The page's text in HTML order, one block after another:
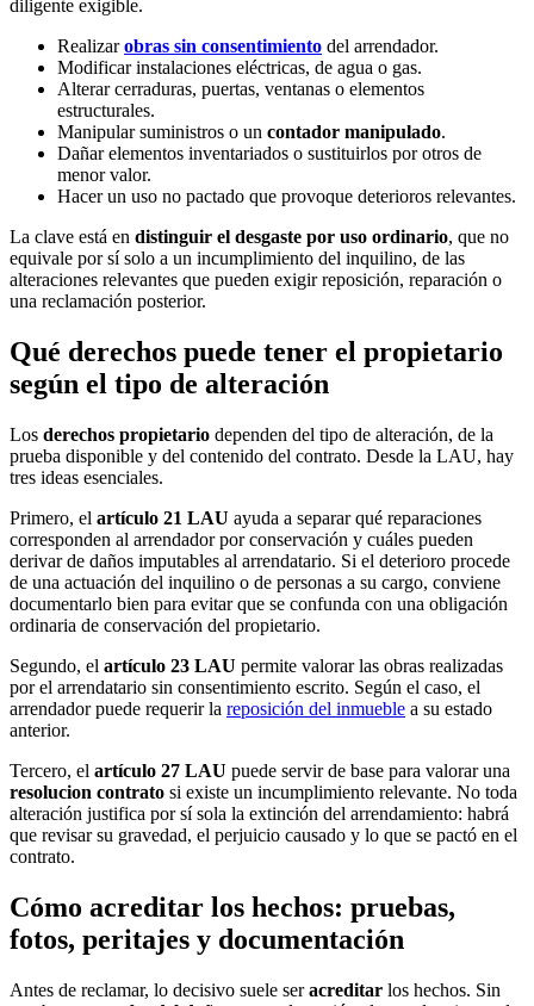
diligente exigible.
Realizarobras sin consentimiento del arrendador.
Modificar instalaciones eléctricas, de agua o gas.
Alterar cerraduras, puertas, ventanas o elementos
estructurales.
Manipular suministros o un contador manipulado.
Dañar elementos inventariados o sustituirlos por otros de
menor valor.
Hacer un uso no pactado que provoque deterioros relevantes.
La clave está en distinguir el desgaste por uso ordinario, que no
equivale por sí solo a un incumplimiento del inquilino, de las
alteraciones relevantes que pueden exigir reposición, reparación o
una reclamación posterior.
Qué derechos puede tener el propietario
según el tipo de alteración
Los derechos propietario dependen del tipo de alteración, de la
prueba disponible y del contenido del contrato. Desde la LAU, hay
tres ideas esenciales.
Primero, el artículo 21 LAU ayuda a separar qué reparaciones
corresponden al arrendador por conservación y cuáles pueden
derivar de daños imputables al arrendatario. Si el deterioro procede
de una actuación del inquilino o de personas a su cargo, conviene
documentarlo bien para evitar que se confunda con una obligación
ordinaria de conservación del propietario.
Segundo, el artículo 23 LAU permite valorar las obras realizadas
por el arrendatario sin consentimiento escrito. Según el caso, el
arrendador puede requerir la reposición del inmueble a su estado
anterior.
Tercero, el artículo 27 LAU puede servir de base para valorar una
resolucion contrato si existe un incumplimiento relevante. No toda
alteración justifica por sí sola la extinción del arrendamiento: habrá
que revisar su gravedad, el perjuicio causado y lo que se pactó en el
contrato.
Cómo acreditar los hechos: pruebas,
fotos, peritajes y documentación
Antes de reclamar, lo decisivo suele seracreditar los hechos. Sin